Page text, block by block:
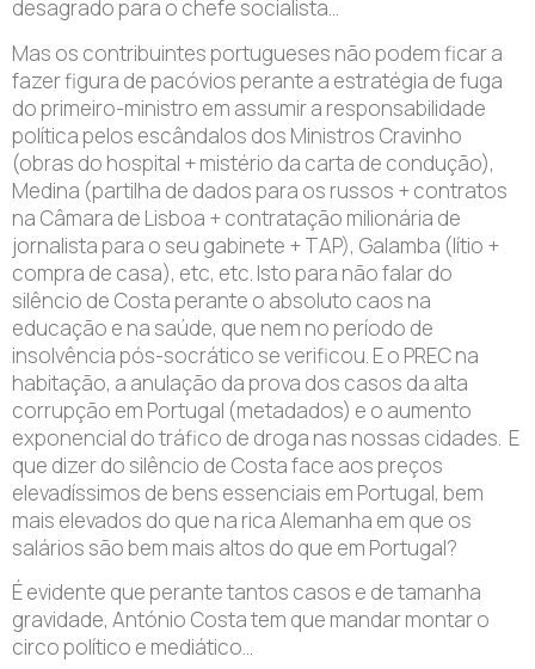
desagrado para o chefe socialista…
Mas os contribuintes portugueses não podem ficar a
fazer figura de pacóvios perante a estratégia de fuga
do primeiro-ministro em assumir a responsabilidade
política pelos escândalos dos Ministros Cravinho
(obras do hospital + mistério da carta de condução),
Medina (partilha de dados para os russos + contratos
na Câmara de Lisboa + contratação milionária de
jornalista para o seu gabinete + TAP), Galamba (lítio +
compra de casa), etc, etc. Isto para não falar do
silêncio de Costa perante o absoluto caos na
educação e na saúde, que nem no período de
insolvência pós-socrático se verificou. E o PREC na
habitação, a anulação da prova dos casos da alta
corrupção em Portugal (metadados) e o aumento
exponencial do tráfico de droga nas nossas cidades. E
que dizer do silêncio de Costa face aos preços
elevadíssimos de bens essenciais em Portugal, bem
mais elevados do que na rica Alemanha em que os
salários são bem mais altos do que em Portugal?
É evidente que perante tantos casos e de tamanha
gravidade, António Costa tem que mandar montar o
circo político e mediático…